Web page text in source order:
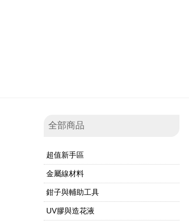
全部商品
超值新手區
金屬線材料
鉗子與輔助工具
UV膠與造花液